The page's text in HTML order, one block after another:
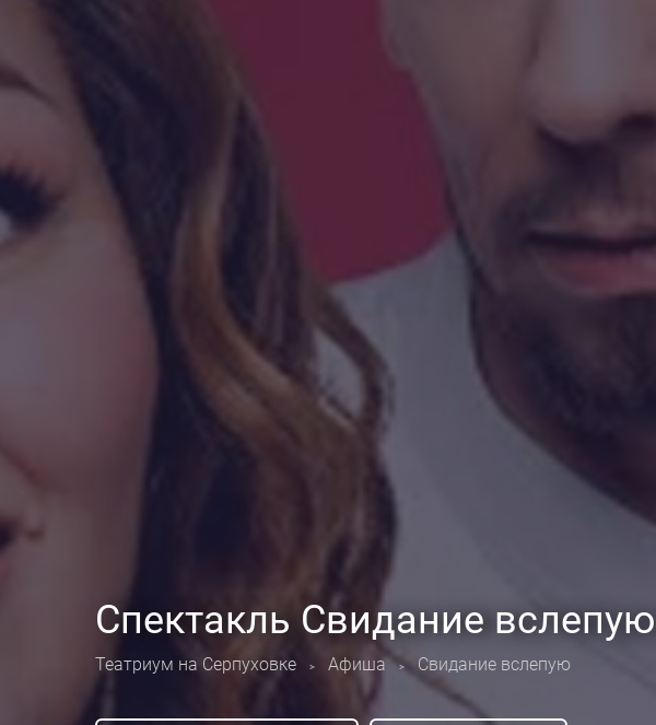
Спектакль Свидание вслепую
Театриум на Серпуховке > Афиша > Свидание вслепую